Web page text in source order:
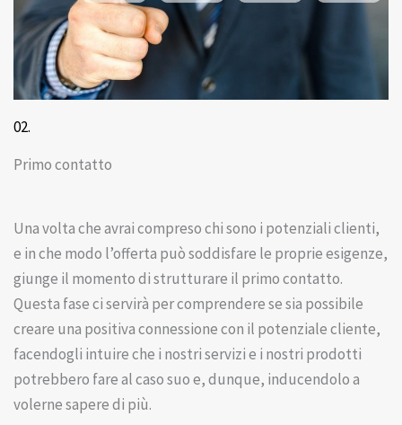
02.
Primo contatto
Una volta che avrai compreso chi sono i potenziali clienti,
e in che modo l’offerta può soddisfare le proprie esigenze,
giunge il momento di strutturare il primo contatto.
Questa fase ci servirà per comprendere se sia possibile
creare una positiva connessione con il potenziale cliente,
facendogli intuire che i nostri servizi e i nostri prodotti
potrebbero fare al caso suo e, dunque, inducendolo a
volerne sapere di più.